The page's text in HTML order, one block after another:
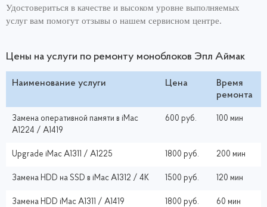
Удостовериться в качестве и высоком уровне выполняемых
услуг вам помогут отзывы о нашем сервисном центре.
Цены на услуги по ремонту моноблоков Эпл Аймак
Наименование услуги Цена
Время
ремонта
Замена оперативной памяти в iMac
A1224 / A1419
600 руб. 100 мин
Upgrade iMac A1311 / A1225 1800 руб. 200 мин
Замена HDD на SSD в iMac A1312 / 4K 1500 руб. 120 мин
Замена HDD iMac A1311 / A1419 1800 руб. 60 мин